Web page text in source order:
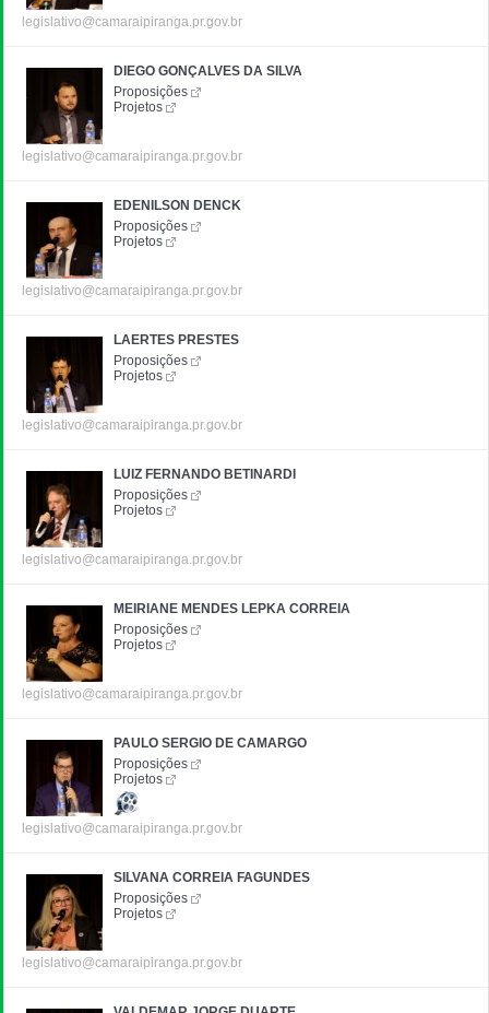
legislativo@camaraipiranga.pr.gov.br
DIEGO GONÇALVES DA SILVA
Proposições
Projetos
legislativo@camaraipiranga.pr.gov.br
EDENILSON DENCK
Proposições
Projetos
legislativo@camaraipiranga.pr.gov.br
LAERTES PRESTES
Proposições
Projetos
legislativo@camaraipiranga.pr.gov.br
LUIZ FERNANDO BETINARDI
Proposições
Projetos
legislativo@camaraipiranga.pr.gov.br
MEIRIANE MENDES LEPKA CORREIA
Proposições
Projetos
legislativo@camaraipiranga.pr.gov.br
PAULO SERGIO DE CAMARGO
Proposições
Projetos
legislativo@camaraipiranga.pr.gov.br
SILVANA CORREIA FAGUNDES
Proposições
Projetos
legislativo@camaraipiranga.pr.gov.br